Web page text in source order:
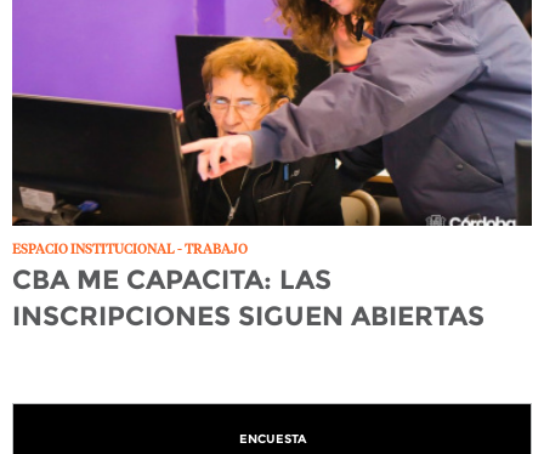
ESPACIO INSTITUCIONAL - TRABAJO
CBA ME CAPACITA: LAS
INSCRIPCIONES SIGUEN ABIERTAS
ENCUESTA